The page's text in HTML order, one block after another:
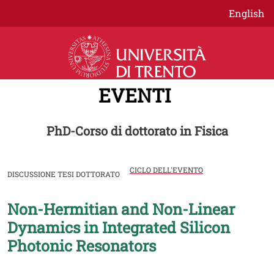
Salta al contenuto principale
English
EVENTI
PhD-Corso di dottorato in Fisica
DISCUSSIONE TESI DOTTORATO CICLO DELL'EVENTO
Image
Non-Hermitian and Non-Linear
Dynamics in Integrated Silicon
Photonic Resonators